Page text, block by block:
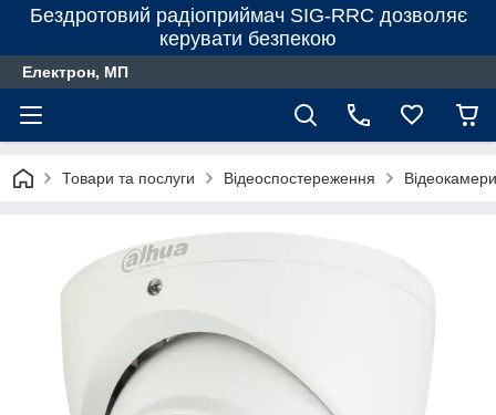
Бездротовий радіоприймач SIG-RRC дозволяє
керувати безпекою
Електрон, МП
Товари та послуги Відеоспостереження Відеокамери